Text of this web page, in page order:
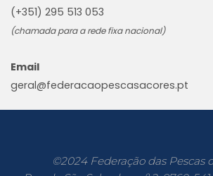
(+351) 295 513 053
(chamada para a rede fixa nacional)
Email
geral@federacaopescasacores.pt
©2024 Federação das Pescas